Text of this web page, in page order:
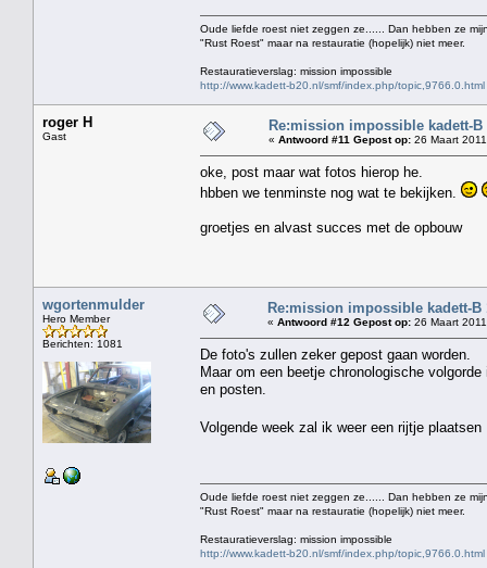
Oude liefde roest niet zeggen ze...... Dan hebben ze
"Rust Roest" maar na restauratie (hopelijk) niet meer.
Restauratieverslag: mission impossible
http://www.kadett-b20.nl/smf/index.php/topic,9766.0.html
roger H
Gast
Re:mission impossible kadett-B
« Antwoord #11 Gepost op: 26 Maart
oke, post maar wat fotos hierop he.
hbben we tenminste nog wat te bekijken.
groetjes en alvast succes met de opbouw
wgortenmulder
Hero Member
Berichten: 1081
Re:mission impossible kadett-B
« Antwoord #12 Gepost op: 26 Maart
De foto's zullen zeker gepost gaan worden.
Maar om een beetje chronologische
en posten.
Volgende week zal ik weer een rijtje
Oude liefde roest niet zeggen ze...... Dan hebben ze
"Rust Roest" maar na restauratie (hopelijk) niet meer.
Restauratieverslag: mission impossible
http://www.kadett-b20.nl/smf/index.php/topic,9766.0.html